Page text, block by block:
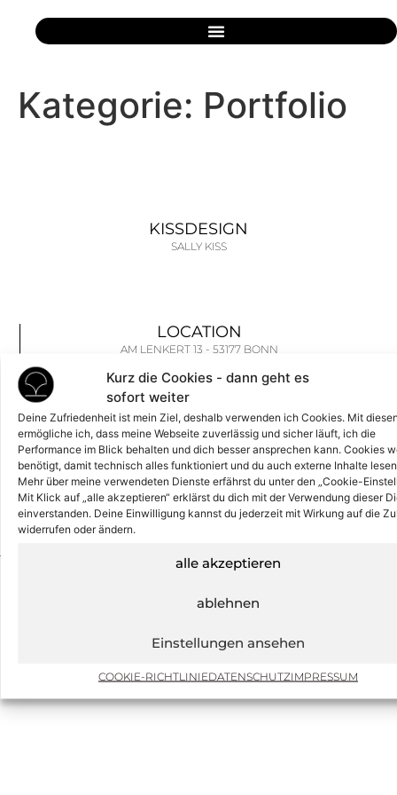
Kurz die Cookies - dann geht es
sofort weiter
Deine Zufriedenheit ist mein Ziel, deshalb verwenden ich Cookies. Mit
ermögliche ich, dass meine Webseite zuverlässig und sicher läuft, ich die
Performance im Blick behalten und dich besser ansprechen kann. Cookies
benötigt, damit technisch alles funktioniert und du auch externe Inhalte
Mehr über meine verwendeten Dienste erfährst du unter den „Cookie-
Mit Klick auf „alle akzeptieren“ erklärst du dich mit der Verwendung dieser
einverstanden. Deine Einwilligung kannst du jederzeit mit Wirkung auf die
widerrufen oder ändern.
alle akzeptieren
ablehnen
Einstellungen ansehen
COOKIE-RICHTLINIEDATENSCHUTZIMPRESSUM
SPRINGEN
Kategorie: Portfolio
KISSDESIGN
SALLY KISS
LOCATION
AM LENKERT 13 - 53177 BONN
PHONE
0228-85057331
EMAIL